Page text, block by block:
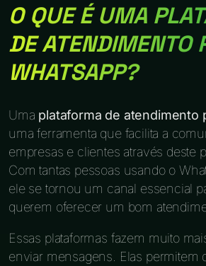
O QUE É UMA
DE ATENDIMENTO
WHATSAPP?
Uma plataforma de atendimento
uma ferramenta que facilita a
empresas e clientes através deste
Com tantas pessoas usando o
ele se tornou um canal essencial
querem oferecer um bom
Essas plataformas fazem muito
enviar mensagens. Elas permitem